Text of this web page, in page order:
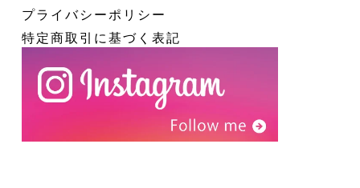
プライバシーポリシー
特定商取引に基づく表記